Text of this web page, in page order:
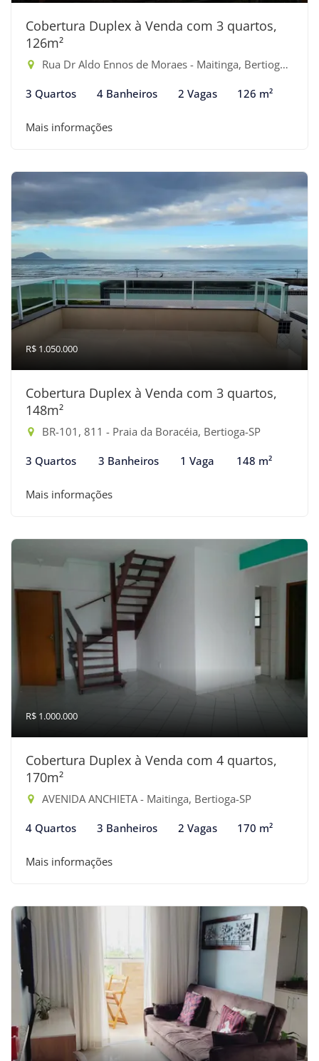
Cobertura Duplex à Venda com 3 quartos,
126m²
Rua Dr Aldo Ennos de Moraes - Maitinga, Bertioga-SP
3 Quartos 4 Banheiros 2 Vagas 126 m²
Mais informações
R$ 1.050.000
Cobertura Duplex à Venda com 3 quartos,
148m²
BR-101, 811 - Praia da Boracéia, Bertioga-SP
3 Quartos 3 Banheiros 1 Vaga 148 m²
Mais informações
R$ 1.000.000
Cobertura Duplex à Venda com 4 quartos,
170m²
AVENIDA ANCHIETA - Maitinga, Bertioga-SP
4 Quartos 3 Banheiros 2 Vagas 170 m²
Mais informações